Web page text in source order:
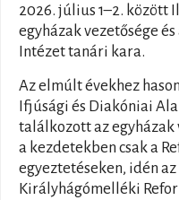
2026. július 1–2. között
egyházak vezetősége
Intézet tanári kara.
Az elmúlt évekhez
Ifjúsági és Diakóniai
találkozott az
a kezdetekben csak a
egyeztetéseken, idén
Királyhágómelléki